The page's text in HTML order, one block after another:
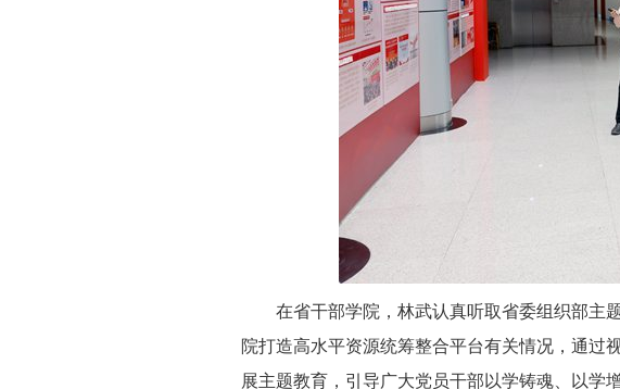
在省干部学院，林武认真听取省委组织部主
院打造高水平资源统筹整合平台有关情况，通过
展主题教育，引导广大党员干部以学铸魂、以学